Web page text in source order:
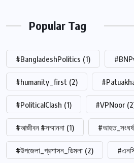
Popular Tag
#BangladeshPolitics (1)
#humanity_first (2)
#PoliticalClash (1) #VPNoor
#আজীবন #সম্মাননা (1) #আহত_সংঘর্ষ
#উপজেলা_প্রশাসন_ডিমলা (2)